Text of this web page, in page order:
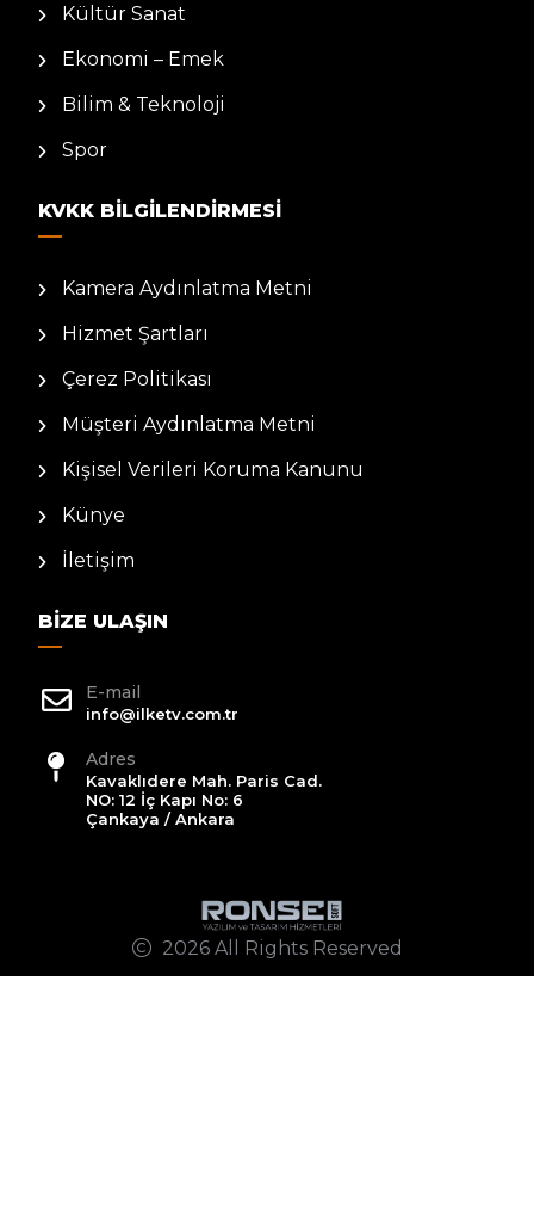
Kültür Sanat
Ekonomi – Emek
Bilim & Teknoloji
Spor
KVKK BILGILENDIRMESI
Kamera Aydınlatma Metni
Hizmet Şartları
Çerez Politikası
Müşteri Aydınlatma Metni
Kişisel Verileri Koruma Kanunu
Künye
İletişim
BIZE ULAŞIN
E-mail
info@ilketv.com.tr
Adres
Kavaklıdere Mah. Paris Cad.
NO: 12 İç Kapı No: 6
Çankaya / Ankara
2026 All Rights Reserved